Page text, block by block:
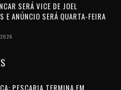
SERÁ VICE DE JOEL
E ANÚNCIO SERÁ QUARTA-FEIRA
PESCARIA TERMINA EM